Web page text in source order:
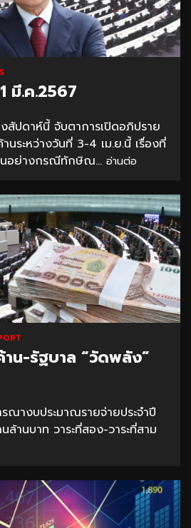
มี.ค.2567
สัปดาห์นี้ จับตาการเปิดอภิปราย
นระหว่างวันที่ 3-4 เม.ย.นี้ เรื่องที่
นอย่างกรณีทักษิณ... อ่านต่อ
น-รัฐบาล “วัดพลัง”
ณางบประมาณรายจ่ายประจำปี
านบาท วาระที่สอง-วาระที่สาม